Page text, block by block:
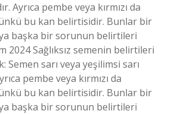
Ayrıca pembe veya kırmızı da
bu kan belirtisidir. Bunlar bir
başka bir sorunun belirtileri
2024 Sağlıksız semenin belirtileri
Semen sarı veya yeşilimsi sarı
pembe veya kırmızı da
bu kan belirtisidir. Bunlar bir
başka bir sorunun belirtileri